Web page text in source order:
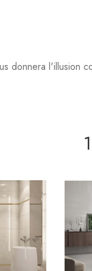
donnera l'illusion